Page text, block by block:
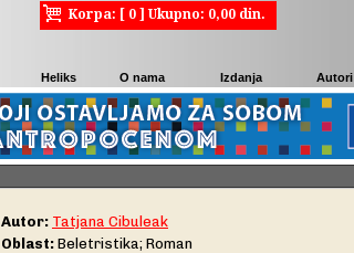
Heliks O nama Izdanja Autori
Korpa: [ 0 ] Ukupno: 0,00 din.
Autor: Tatjana Cibuleak
Oblast: Beletristika; Roman